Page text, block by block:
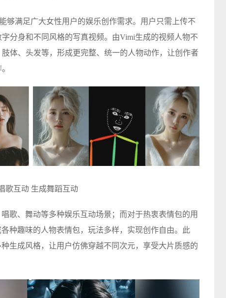
够满足广大女性用户的娱乐创作需求。用户只需上传不
分身和不同风格的写真视频。由Vimi生成的视频人物不
体、头发等，形成更完整、统一的人物动作，让创作者
歌互动 生成舞蹈互动
歌、舞动等多种娱乐互动场景；而对于热衷表情包的用
种趣味的人物表情包，玩法多样，实现创作自由。此
生成风格，让用户仿佛穿越不同次元，享受大片质感的